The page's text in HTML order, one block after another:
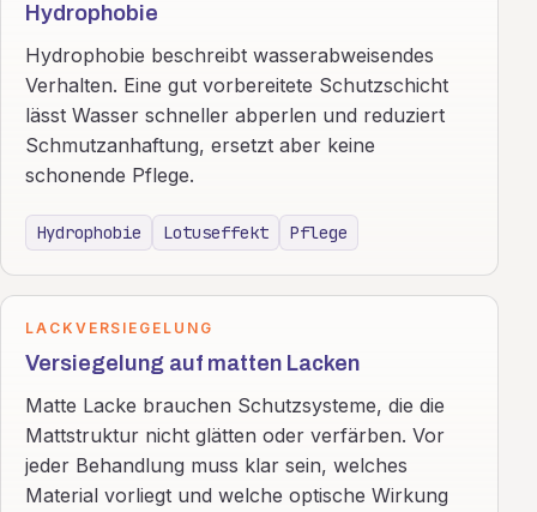
Hydrophobie
Hydrophobie beschreibt wasserabweisendes
Verhalten. Eine gut vorbereitete Schutzschicht
lässt Wasser schneller abperlen und reduziert
Schmutzanhaftung, ersetzt aber keine
schonende Pflege.
Hydrophobie Lotuseffekt Pflege
LACKVERSIEGELUNG
Versiegelung auf matten Lacken
Matte Lacke brauchen Schutzsysteme, die die
Mattstruktur nicht glätten oder verfärben. Vor
jeder Behandlung muss klar sein, welches
Material vorliegt und welche optische Wirkung